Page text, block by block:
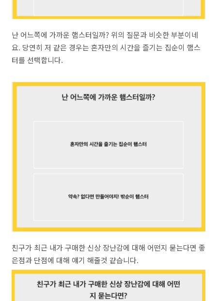
난 어느쪽에 가까운 햄스터일까? 위의 질문과 비슷한 부분이네
요. 당연히 저 같은 경우는 혼자만의 시간을 즐기는 집순이 햄스
터를 선택합니다.
친구가 최근 내가 구매한 신상 장난감에 대해 어떤지 묻는다면 좋
은점과 단점에 대해 얘기 해줄것 같습니다.